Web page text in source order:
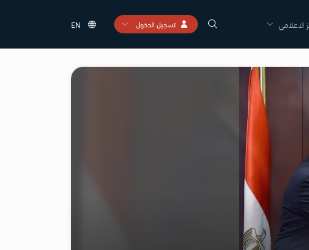
الاعلامي تسجيل الدخول EN